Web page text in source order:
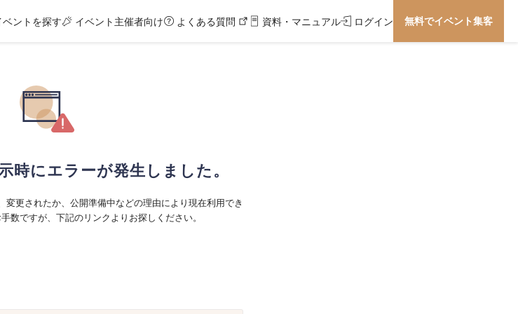
ベントを探す イベント主催者向け よくある質問 資料・マニュアル ログイン 無料でイベント集客
時にエラーが発生しました。
変更されたか、公開準備中などの理由により現在利用でき
数ですが、下記のリンクよりお探しください。